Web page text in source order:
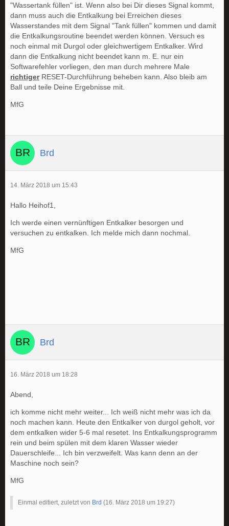
"Wassertank füllen" ist. Wenn also bei Dir dieses Signal kommt,
dann muss auch die Entkalkung bei Erreichen dieses
Wasserstandes mit dem Signal "Tank füllen" kommen und damit
die Entkalkungsroutine beendet werden können. Versuch es
noch einmal mit Durgol oder gleichwertigem Entkalker. Wird
dann die Entkalkung nicht beendet kann m. E. nur ein
Softwarefehler vorliegen, den man durch mehrere Male
richtigerRESET-Durchführung beheben kann. Also bleib am
Ball und teile Deine Ergebnisse mit.
MfG
Brd
14. März 2018 um 15:43
Hallo Heihof1,
Ich werde einen vernünftigen Entkalker besorgen und
versuchen zu entkalken. Ich melde mich dann nochmal.
MfG
Brd
16. März 2018 um 18:28
Abend,
ich komme nicht mehr weiter... Ich weiß nicht mehr was ich da
noch machen kann. Heute den Entkalker von durgol geholt, vor
dem entkalken wider 5-6 mal resetet. Ins Entkalkungsprogramm
rein und beim spülen mit dem klaren Wasser wieder
Dauerschleife... Ich bin verzweifelt. Was kann denn an der
Maschine noch sein?
MfG
Einmal editiert, zuletzt von Brd (16. März 2018 um 19:27)